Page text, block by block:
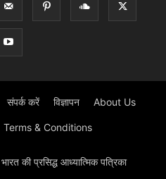
संपर्क करें विज्ञापन About Us
Terms & Conditions
की प्रसिद्ध आध्यात्मिक पत्रिका